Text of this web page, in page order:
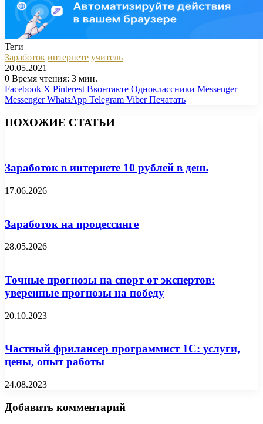
Теги
Заработок интернете учитель
20.05.2021
0 Время чтения: 3 мин.
Facebook X Pinterest Вконтакте Одноклассники Messenger
Messenger WhatsApp Telegram Viber Печатать
ПОХОЖИЕ СТАТЬИ
Заработок в интернете 10 рублей в день
17.06.2026
Заработок на процессинге
28.05.2026
Точные прогнозы на спорт от экспертов:
уверенные прогнозы на победу
20.10.2023
Частный фрилансер программист 1С: услуги,
цены, опыт работы
24.08.2023
Добавить комментарий